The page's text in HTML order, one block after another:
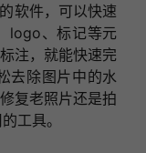
软件，可以快速
logo、标记等元
注，就能快速完
去除图片中的水
复老照片还是拍
工具。